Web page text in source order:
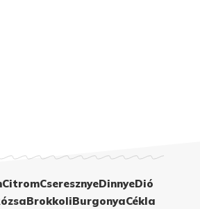
CitromCseresznyeDinnyeDió
BrokkoliBurgonyaCékla